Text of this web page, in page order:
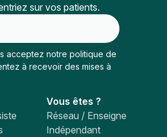
sur vos patients.
acceptez notre politique de
à recevoir des mises à
Vous êtes ?
Réseau / Enseigne
Indépendant